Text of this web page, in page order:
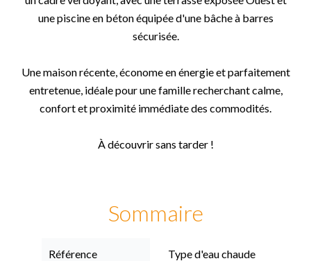
une piscine en béton équipée d'une bâche à barres
sécurisée.
Une maison récente, économe en énergie et parfaitement
entretenue, idéale pour une famille recherchant calme,
confort et proximité immédiate des commodités.
À découvrir sans tarder !
Sommaire
Référence
Type d'eau chaude